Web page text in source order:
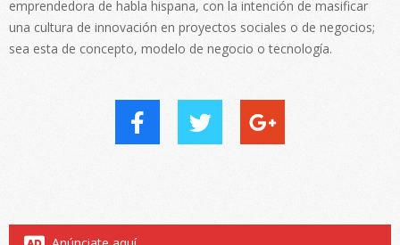
emprendedora de habla hispana, con la intención de masificar
una cultura de innovación en proyectos sociales o de negocios;
sea esta de concepto, modelo de negocio o tecnología.